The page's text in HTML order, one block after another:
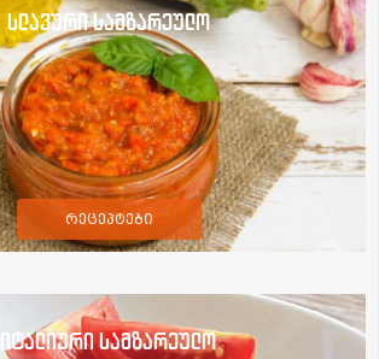
სლავური სამზარეულო
რეცეპტები
იტალიური სამზარეულო